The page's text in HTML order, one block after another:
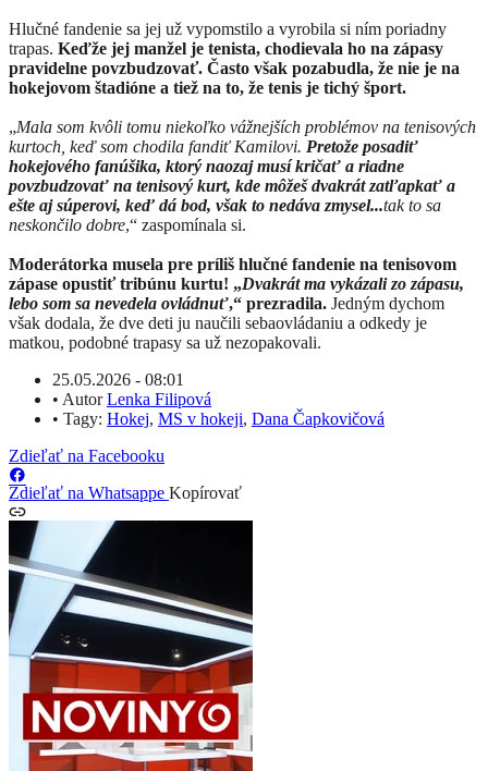
Hlučné fandenie sa jej už vypomstilo a vyrobila si ním poriadny
trapas. Keďže jej manžel je tenista, chodievala ho na zápasy
pravidelne povzbudzovať. Často však pozabudla, že nie je na
hokejovom štadióne a tiež na to, že tenis je tichý šport.
„Mala som kvôli tomu niekoľko vážnejších problémov na tenisových
kurtoch, keď som chodila fandiť Kamilovi. Pretože posadiť
hokejového fanúšika, ktorý naozaj musí kričať a riadne
povzbudzovať na tenisový kurt, kde môžeš dvakrát zatľapkať a
ešte aj súperovi, keď dá bod, však to nedáva zmysel...tak to sa
neskončilo dobre,“ zaspomínala si.
Moderátorka musela pre príliš hlučné fandenie na tenisovom
zápase opustiť tribúnu kurtu! „Dvakrát ma vykázali zo zápasu,
lebo som sa nevedela ovládnuť,“ prezradila. Jedným dychom
však dodala, že dve deti ju naučili sebaovládaniu a odkedy je
matkou, podobné trapasy sa už nezopakovali.
25.05.2026 - 08:01
• AutorLenka Filipová
• Tagy: Hokej, MS v hokeji, Dana Čapkovičová
Zdieľať na Facebooku
Zdieľať na Whatsappe Kopírovať